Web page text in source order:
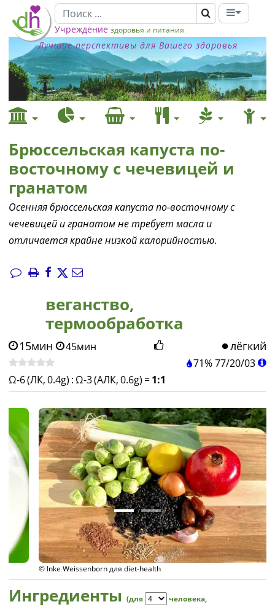
Учреждение здоровья и питания
Лучшие перспективы для Вашего здоровья
Брюссельская капуста по-
восточному с чечевицей и
гранатом
Осенняя брюссельская капуста по-восточному с
чечевицей и гранатом не требует масла и
отличается крайне низкой калорийностью.
веганство,
термообработка
15мин 45мин лёгкий
71%77/20/03
Ω-6 (ЛК, 0.4g) :Ω-3 (АЛК, 0.6g) =1:1
© Inke Weissenborn для diet-health
Ингредиенты (для человека,